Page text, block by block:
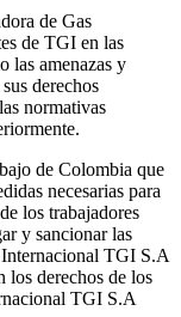
de Gas
de TGI en las
las amenazas y
derechos
normativas
de Colombia que
necesarias para
los trabajadores
y sancionar las
Internacional TGI S.A
los derechos de los
TGI S.A